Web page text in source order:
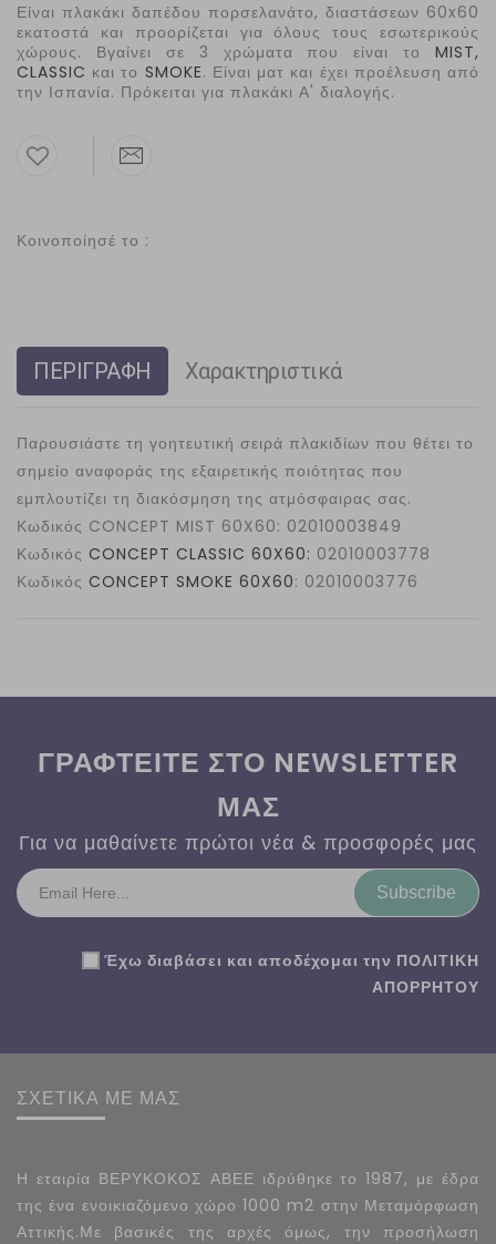
Είναι πλακάκι δαπέδου πορσελανάτο, διαστάσεων 60x60
εκατοστά και προορίζεται για όλους τους εσωτερικούς
χώρους. Βγαίνει σε 3 χρώματα που είναι το MIST,
CLASSIC και το SMOKE. Είναι ματ και έχει προέλευση από
την Ισπανία. Πρόκειται για πλακάκι Α' διαλογής.
Κοινοποίησέ το :
ΠΕΡΙΓΡΑΦΗ Χαρακτηριστικά
Παρουσιάστε τη γοητευτική σειρά πλακιδίων που θέτει το
σημείο αναφοράς της εξαιρετικής ποιότητας που
εμπλουτίζει τη διακόσμηση της ατμόσφαιρας σας.
Κωδικός CONCEPT MIST 60X60: 02010003849
Κωδικός CONCEPT CLASSIC 60X60: 02010003778
Κωδικός CONCEPT SMOKE 60X60: 02010003776
ΓΡΑΦΤΕΙΤΕ ΣΤΟ NEWSLETTER
ΜΑΣ
Για να μαθαίνετε πρώτοι νέα & προσφορές μας
Subscribe
Έχω διαβάσει και αποδέχομαι την ΠΟΛΙΤΙΚΗ
ΑΠΟΡΡΗΤΟΥ
ΣΧΕΤΙΚΑ ΜΕ ΜΑΣ
Η εταιρία ΒΕΡΥΚΟΚΟΣ ΑΒΕΕ ιδρύθηκε το 1987, με έδρα
της ένα ενοικιαζόμενο χώρο 1000 m2 στην Μεταμόρφωση
Αττικής.Με βασικές της αρχές όμως, την προσήλωση